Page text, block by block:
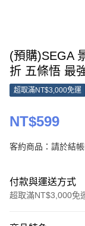
(預購)SEGA
折 五條悟 最
超取滿NT$3,000免運
NT$599
客約商品：請於結
付款與運送方式
超取滿NT$3,000免